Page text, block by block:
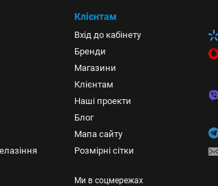
Клієнтам
Вхід до кабінету
Бренди
Магазини
Клієнтам
Наші проекти
Блог
Мапа сайту
Розмірні сітки
Ми в соцмережах